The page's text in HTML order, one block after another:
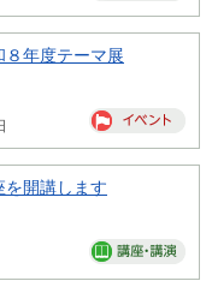
年度テーマ展
を開講します